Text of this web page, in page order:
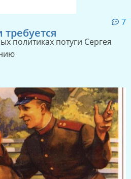
7
политиках потуги Сергея